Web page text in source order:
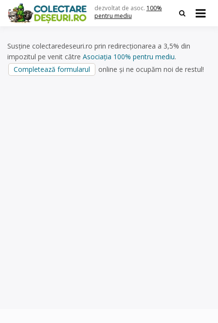
content
dezvoltat de asoc. 100%
pentru mediu
Susține colectaredeseuri.ro prin redirecționarea a 3,5% din
impozitul pe venit către Asociația 100% pentru mediu.
Completează formularul
online și ne ocupăm noi de restul!